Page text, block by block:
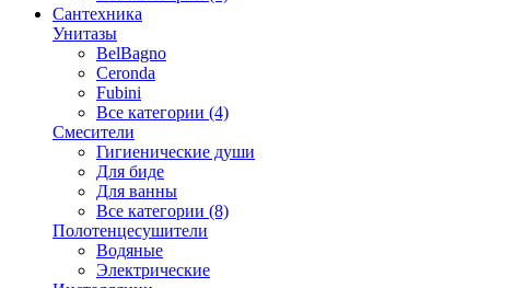
Сантехника
Унитазы
BelBagno
Ceronda
Fubini
Все категории (4)
Смесители
Гигиенические души
Для биде
Для ванны
Все категории (8)
Полотенцесушители
Водяные
Электрические